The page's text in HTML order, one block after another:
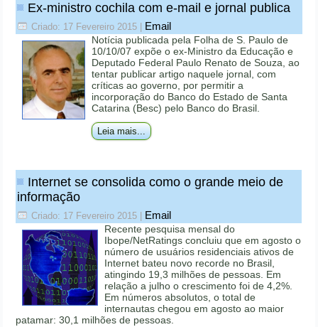
Ex-ministro cochila com e-mail e jornal publica
Criado: 17 Fevereiro 2015 Email
Notícia publicada pela Folha de S. Paulo de
10/10/07 expõe o ex-Ministro da Educação e
Deputado Federal Paulo Renato de Souza, ao
tentar publicar artigo naquele jornal, com
críticas ao governo, por permitir a
incorporação do Banco do Estado de Santa
Catarina (Besc) pelo Banco do Brasil.
Leia mais...
Internet se consolida como o grande meio de
informação
Criado: 17 Fevereiro 2015 Email
Recente pesquisa mensal do
Ibope/NetRatings concluiu que em agosto o
número de usuários residenciais ativos de
Internet bateu novo recorde no Brasil,
atingindo 19,3 milhões de pessoas. Em
relação a julho o crescimento foi de 4,2%.
Em números absolutos, o total de
internautas chegou em agosto ao maior
patamar: 30,1 milhões de pessoas.